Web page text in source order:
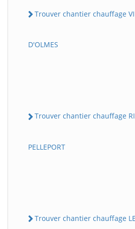
Trouver chantier chauffage
D'OLMES
Trouver chantier chauffage
PELLEPORT
Trouver chantier chauffage LE